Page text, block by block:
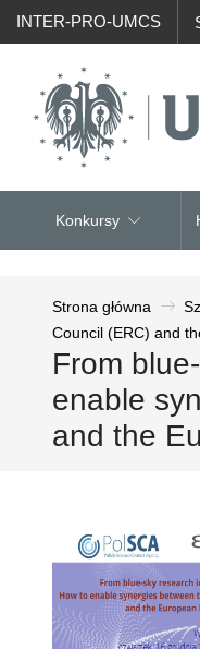
INTER-PRO-UMCS
Konkursy
Strona główna
Council (ERC) and
From
enable
and the